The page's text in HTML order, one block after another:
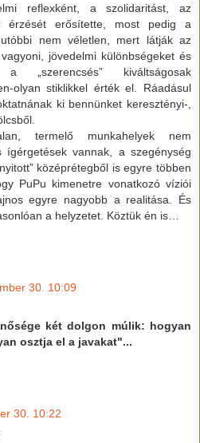
reflexként, a szolidaritást, az
érzését erősítette, most pedig a
nem véletlen, mert látják az
jövedelmi különbségeket és
kiváltságosak
olyan stiklikkel érték el. Ráadásul
ki bennünket keresztényi-,
termelő munkahelyek nem
ígérgetések vannak, a szegénység
középrétegből is egyre többen
PuPu kimenetre vonatkozó víziói
egyre nagyobb a realitása. És
a helyzetet. Köztük én is…
30. 10:09
két dolgon múlik: hogyan
osztja el a javakat"...
30. 10:22